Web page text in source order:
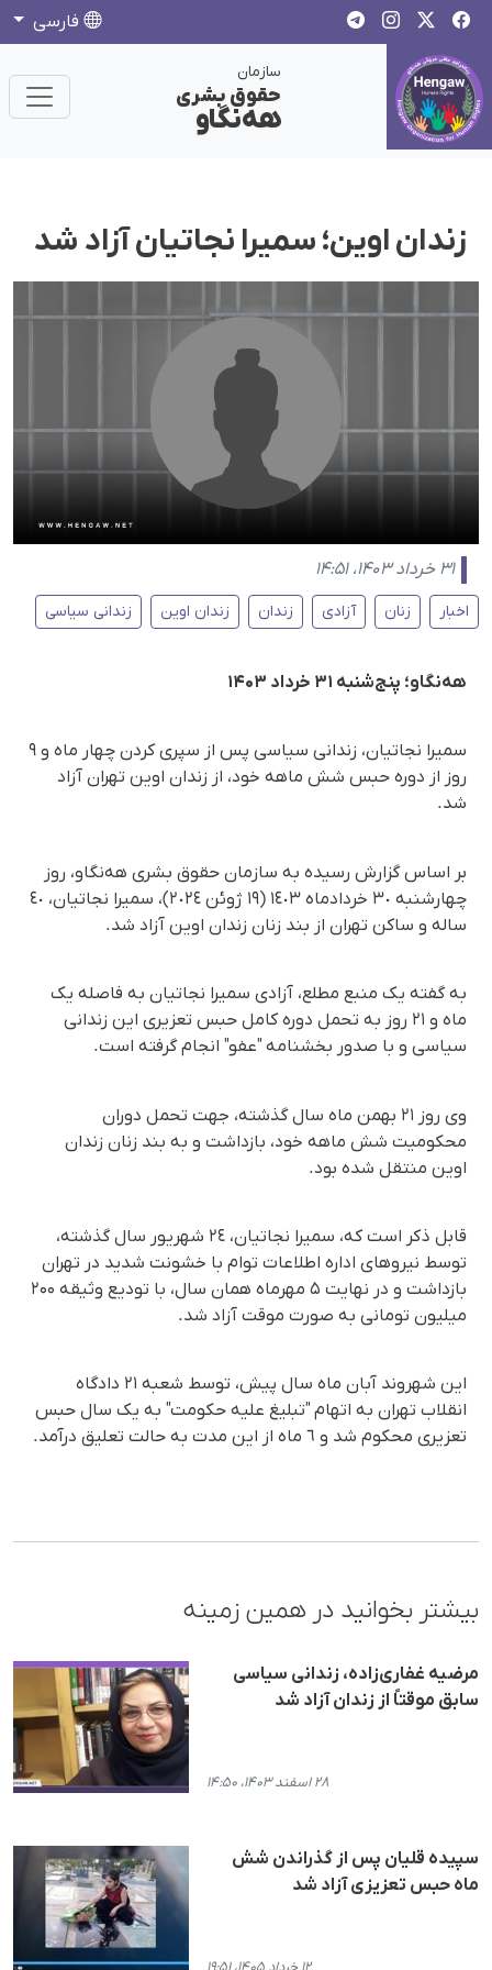
فارسی
سازمان
حقوق بشری
هەنگاو
زندان اوین؛ سمیرا نجاتیان آزاد شد
۳۱ خرداد ۱۴۰۳، ۱۴:۵۱
اخبار زنان آزادی زندان زندان اوین زندانی سیاسی
هه‌نگاو؛ پنج‌شنبه ۳۱ خرداد ۱۴۰۳
سمیرا نجاتیان، زندانی سیاسی پس از سپری کردن چهار ماه و ٩
روز از دوره حبس شش ماهه خود، از زندان اوین تهران آزاد
شد.
بر اساس گزارش رسیده به سازمان حقوق بشری هه‌نگاو، روز
چهارشنبه ٣٠ خردادماه ١٤٠٣ (١٩ ژوئن ٢٠٢٤)، سمیرا نجاتیان، ٤٠
ساله و ساکن تهران از بند زنان زندان اوین آزاد شد.
به گفته یک منبع مطلع، آزادی سمیرا نجاتیان به فاصله یک
ماه و ٢١ روز به تحمل دوره کامل حبس تعزیری این زندانی
سیاسی و با صدور بخشنامه "عفو" انجام گرفته است.
وی روز ٢١ بهمن ماه سال گذشته، جهت تحمل دوران
محکومیت شش ماهه خود، بازداشت و به بند زنان زندان
اوین منتقل شده بود.
قابل ذکر است که، سمیرا نجاتیان، ٢٤ شهریور سال گذشته،
توسط نیروهای اداره اطلاعات توام با خشونت شدید در تهران
بازداشت و در نهایت ۵ مهرماه همان سال، با تودیع وثیقه ۲۰۰
میلیون تومانی به صورت موقت آزاد شد.
این شهروند آبان ماه سال پیش، توسط شعبه ۲۱ دادگاه
انقلاب تهران به اتهام "تبلیغ علیه حکومت" به یک سال حبس
تعزیری محکوم شد و ٦ ماه از این مدت به حالت تعلیق درآمد.
بیشتر بخوانید در همین زمینه
مرضیه غفاری‌زاده، زندانی سیاسی
سابق موقتاً از زندان آزاد شد
۲۸ اسفند ۱۴۰۳، ۱۴:۵۰
سپیده قلیان پس از گذراندن شش
ماه حبس تعزیزی آزاد شد